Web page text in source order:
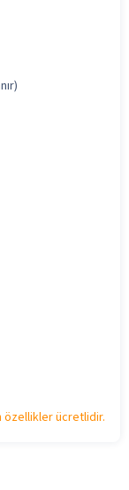
ücretlidir.